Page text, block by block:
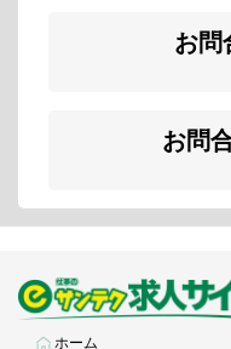
お問
お問
ホーム